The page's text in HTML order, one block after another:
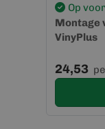
Op
Montage
VinyPlus
24,53